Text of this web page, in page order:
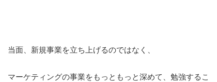
当面、新規事業を立ち上げるのではなく、
マーケティングの事業をもっともっと深めて、勉強するこ